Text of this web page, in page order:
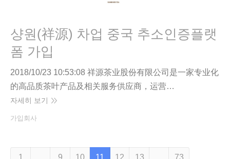
샹원(祥源) 차업 중국 추소인증플랫
폼 가입
2018/10/23 10:53:08 祥源茶业股份有限公司是一家专业化
的高品质茶叶产品及相关服务供应商，运营…
자세히 보기
가입회사
1 9 10 11 12 13 73